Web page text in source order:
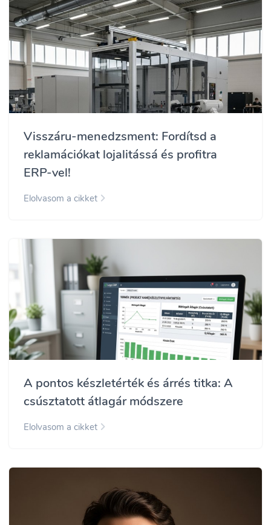
Visszáru-menedzsment: Fordítsd a
reklamációkat lojalitássá és profitra
ERP-vel!
Elolvasom a cikket
A pontos készletérték és árrés titka: A
csúsztatott átlagár módszere
Elolvasom a cikket